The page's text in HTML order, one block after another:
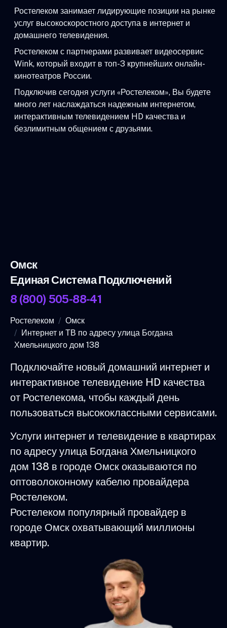
Ростелеком занимает лидирующие позиции на рынке
услуг высокоскоростного доступа в интернет и
домашнего телевидения.
Ростелеком с партнерами развивает видеосервис
Wink, который входит в топ-3 крупнейших онлайн-
кинотеатров России.
Подключив сегодня услуги «Ростелеком», Вы будете
много лет наслаждаться надежным интернетом,
интерактивным телевидением HD качества и
безлимитным общением с друзьями.
Омск
Единая Система Подключений
8 (800) 505-88-41
Ростелеком
Омск
Интернет и ТВ по адресу улица Богдана
Хмельницкого дом 138
Подключайте новый домашний интернет и
интерактивное телевидение HD качества
от Ростелекома, чтобы каждый день
пользоваться высококлассными сервисами.
Услуги интернет и телевидение в квартирах
по адресу улица Богдана Хмельницкого
дом 138 в городе Омск оказываются по
оптоволоконному кабелю провайдера
Ростелеком.
Ростелеком популярный провайдер в
городе Омск охватывающий миллионы
квартир.